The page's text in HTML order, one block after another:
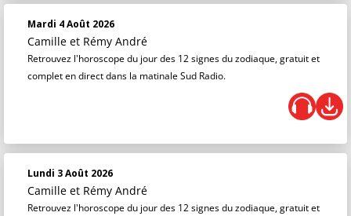
Mardi 4 Août 2026
Camille et Rémy André
Retrouvez l'horoscope du jour des 12 signes du zodiaque, gratuit et
complet en direct dans la matinale Sud Radio.
Lundi 3 Août 2026
Camille et Rémy André
Retrouvez l'horoscope du jour des 12 signes du zodiaque, gratuit et